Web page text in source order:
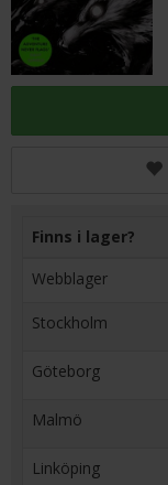
Finns i lager?
Webblager
Stockholm
Göteborg
Malmö
Linköping